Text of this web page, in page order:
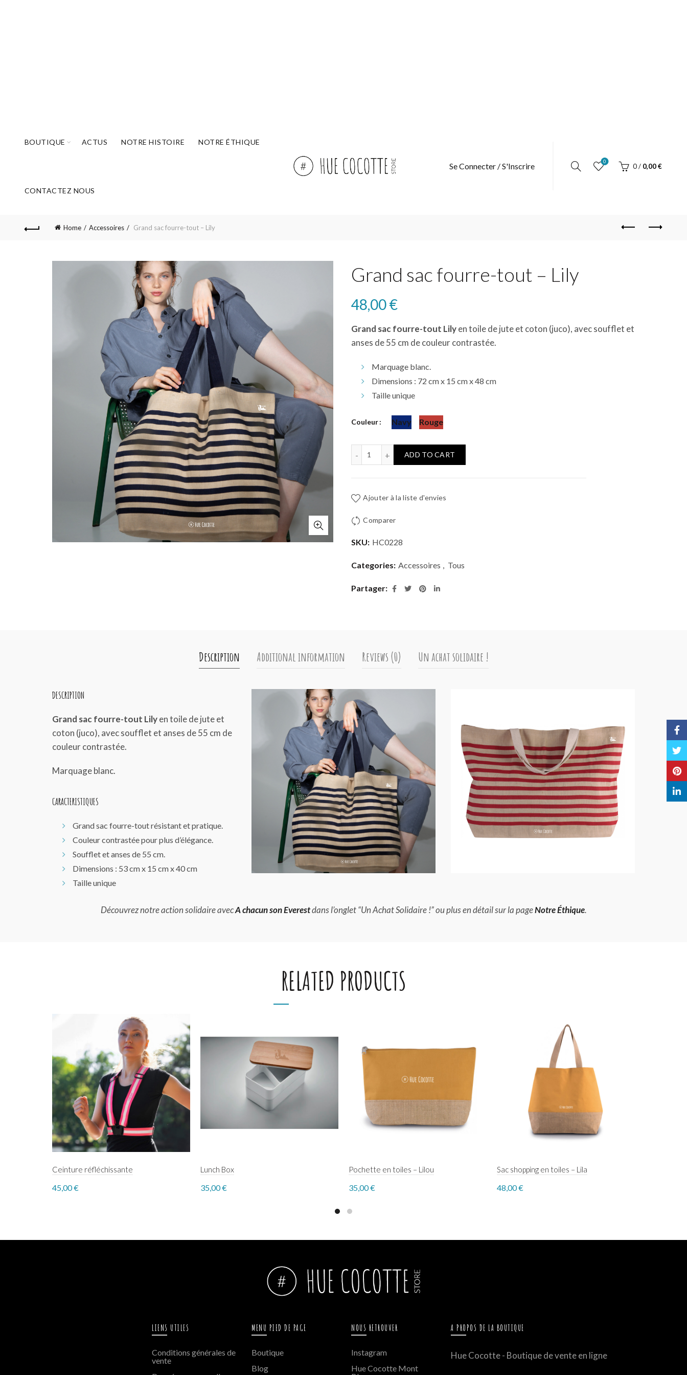
BOUTIQUE ACTUS NOTRE HISTOIRE NOTRE ÉTHIQUE
CONTACTEZ NOUS
Se Connecter / S'Inscrire
0
0 / 0,00€
Home Accessoires Grand sac fourre-tout – Lily
Grand sac fourre-tout – Lily
48,00€
Grand sac fourre-tout Lilyen toile de jute et coton (juco), avec soufflet et
anses de 55 cm de couleur contrastée.
Marquage blanc.
Dimensions : 72 cm x 15 cm x 48 cm
Taille unique
Couleur Navy Rouge
ADD TO CART
Ajouter à la liste d'envies
Comparer
SKU: HC0228
Categories: Accessoires , Tous
Partager
Description Additional information Reviews (0) Un achat solidaire !
DESCRIPTION
Grand sac fourre-tout Lilyen toile de jute et
coton (juco), avec soufflet et anses de 55 cm de
couleur contrastée.
Marquage blanc.
CARACTERISTIQUES
Grand sac fourre-tout résistant et pratique.
Couleur contrastée pour plus d’élégance.
Soufflet et anses de 55 cm.
Dimensions : 53 cm x 15 cm x 40 cm
Taille unique
Découvrez notre action solidaire avecA chacun son Everestdans l’onglet “Un Achat Solidaire !” ou plus en détail sur la pageNotre Éthique.
RELATED PRODUCTS
Ceinture réfléchissante
45,00€
Lunch Box
35,00€
Pochette en toiles – Lilou
35,00€
Sac shopping en toiles – Lila
48,00€
LIENS UTILES
Conditions générales de
vente
MENU PIED DE PAGE
Boutique
Blog
NOUS RETROUVER
Instagram
Hue Cocotte Mont
A PROPOS DE LA BOUTIQUE
Hue Cocotte - Boutique de vente en ligne